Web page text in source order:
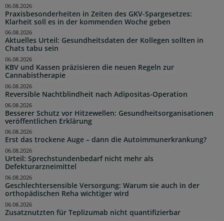
Praxisbesonderheiten in Zeiten des GKV-Spargesetzes:
Klarheit soll es in der kommenden Woche geben
06.08.2026
Aktuelles Urteil: Gesundheitsdaten der Kollegen sollten in
Chats tabu sein
06.08.2026
KBV und Kassen präzisieren die neuen Regeln zur
Cannabistherapie
06.08.2026
Reversible Nachtblindheit nach Adipositas-Operation
06.08.2026
Besserer Schutz vor Hitzewellen: Gesundheitsorganisationen
veröffentlichen Erklärung
06.08.2026
Erst das trockene Auge – dann die Autoimmunerkrankung?
06.08.2026
Urteil: Sprechstundenbedarf nicht mehr als
Defekturarzneimittel
06.08.2026
Geschlechtersensible Versorgung: Warum sie auch in der
orthopädischen Reha wichtiger wird
06.08.2026
Zusatznutzten für Teplizumab nicht quantifizierbar
06.08.2026